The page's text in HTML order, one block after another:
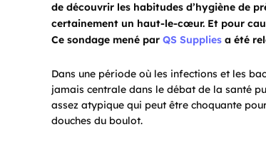
de découvrir les habitudes d’hygiène de
certainement un haut-le-cœur. Et pour
Ce sondage mené par QS Supplies a été
Dans une période où les infections et les
jamais centrale dans le débat de la santé
assez atypique qui peut être choquante
douches du boulot.